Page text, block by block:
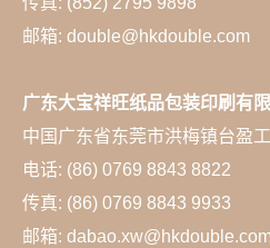
邮箱: double@hkdouble.com
广东大宝祥旺纸品包装印刷有
中国广东省东莞市洪梅镇台盈
电话: (86) 0769 8843 8822
传真: (86) 0769 8843 9933
邮箱: